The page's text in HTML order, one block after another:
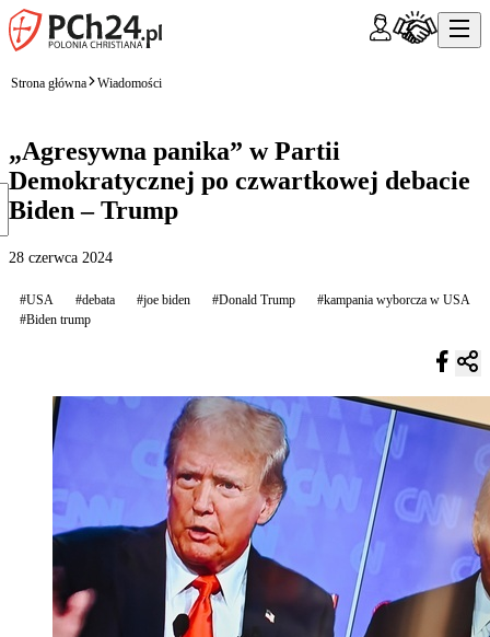
Strona główna Wiadomości
„Agresywna panika” w Partii
Demokratycznej po czwartkowej debacie
Biden – Trump
28 czerwca 2024
#USA #debata #joe biden #Donald Trump
#kampania wyborcza w USA
#Biden trump